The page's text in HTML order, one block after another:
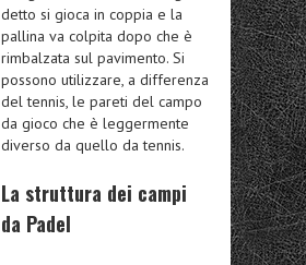
detto si gioca in coppia e la
pallina va colpita dopo che è
rimbalzata sul pavimento. Si
possono utilizzare, a differenza
del tennis, le pareti del campo
da gioco che è leggermente
diverso da quello da tennis.
La struttura dei campi
da Padel